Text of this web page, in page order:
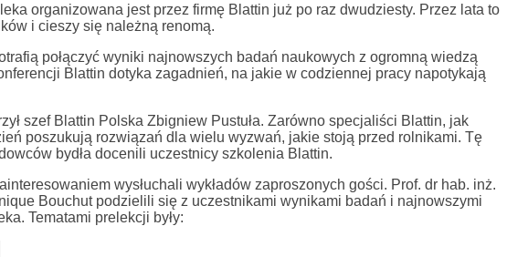
organizowana jest przez firmę Blattin już po raz dwudziesty. Przez lata to
i cieszy się należną renomą.
połączyć wyniki najnowszych badań naukowych z ogromną wiedzą
Blattin dotyka zagadnień, na jakie w codziennej pracy napotykają
szef Blattin Polska Zbigniew Pustuła. Zarówno specjaliści Blattin, jak
poszukują rozwiązań dla wielu wyzwań, jakie stoją przed rolnikami. Tę
bydła docenili uczestnicy szkolenia Blattin.
wysłuchali wykładów zaproszonych gości. Prof. dr hab. inż.
Bouchut podzielili się z uczestnikami wynikami badań i najnowszymi
Tematami prelekcji były: